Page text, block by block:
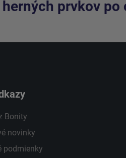
prvkov po
Bonity
novinky
podmienky